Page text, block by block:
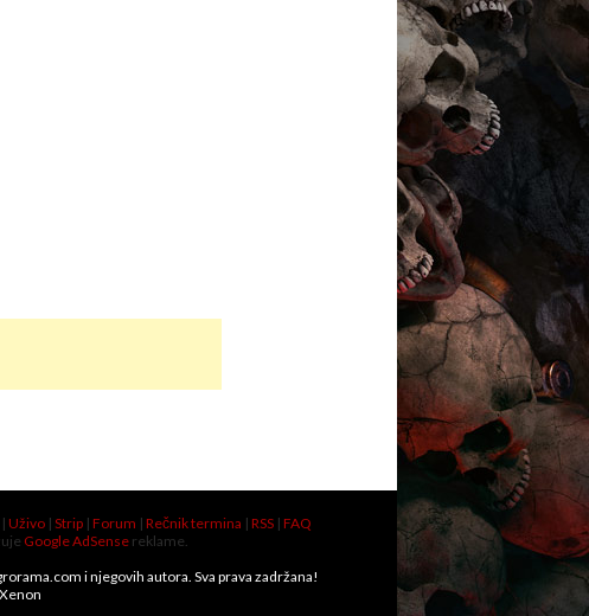
| Uživo| Strip| Forum | Rečnik termina | RSS| FAQ
Google AdSense reklame.
i njegovih autora. Sva prava zadržana!
Xenon